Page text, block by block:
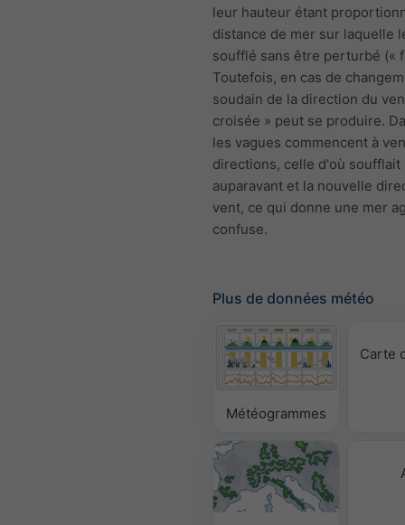
leur hauteur étant
distance de mer sur laquelle
soufflé sans être perturbé («
Toutefois, en cas de
soudain de la direction du
croisée » peut se produire.
les vagues commencent à
directions, celle d'où soufflait
auparavant et la nouvelle
vent, ce qui donne une mer
confuse.
Plus de données météo
Météogrammes
Carte